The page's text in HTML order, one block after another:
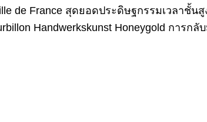
de France สุดยอดประดิษฐกรรมเวลาชั้น
Handwerkskunst Honeygold การ